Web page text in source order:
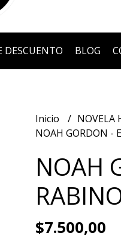
DESCUENTO BLOG
Inicio
NOVELA
NOAH GORDON -
NOAH
$7.500,00